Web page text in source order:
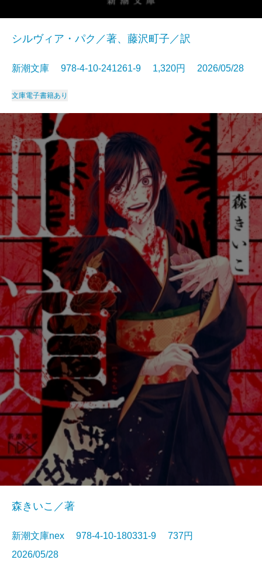
シルヴィア・パク／著、藤沢町子／訳
新潮文庫 978-4-10-241261-9 1,320円 2026/05/28
文庫電子書籍あり
森きいこ／著
新潮文庫nex 978-4-10-180331-9 737円
2026/05/28